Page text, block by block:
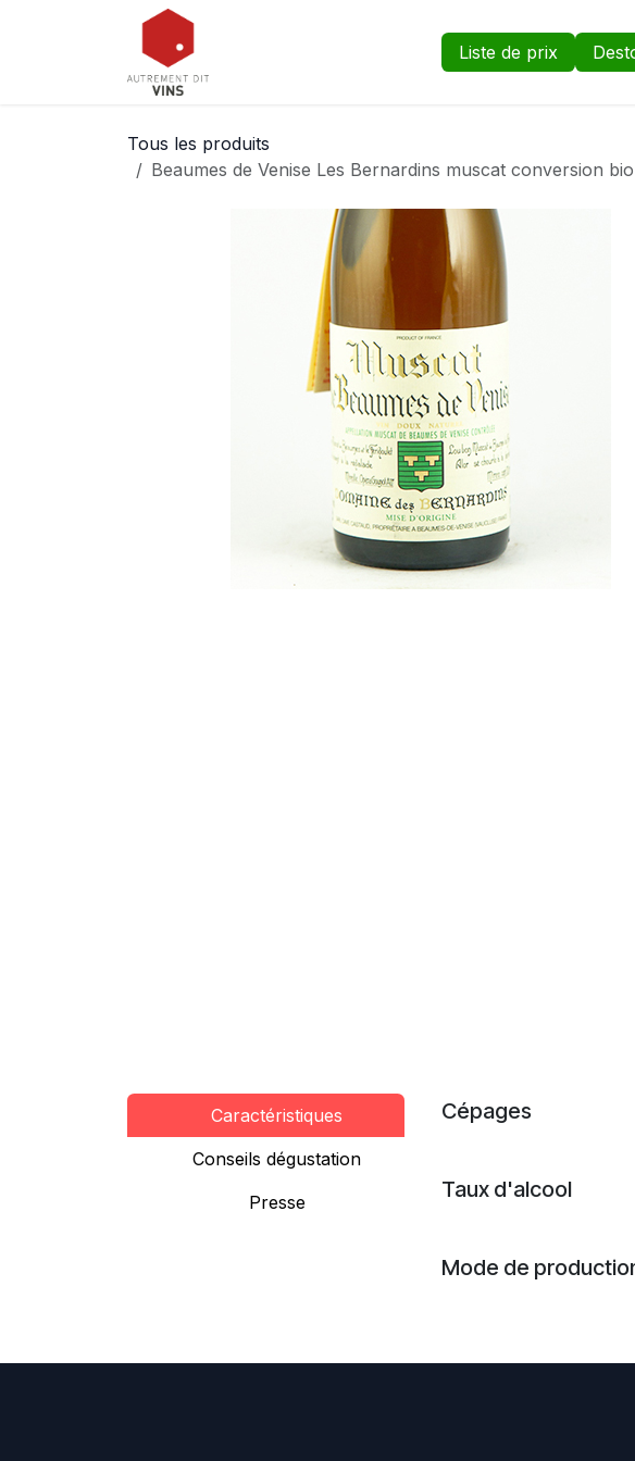
Se rendre au contenu
Liste de prix
Tous les produits
Beaumes de Venise Les Bernardins muscat conversion
Caractéristiques
Conseils dégustation
Presse
Cépages
Taux d'alcool
Mode de